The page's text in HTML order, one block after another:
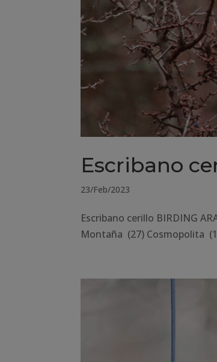
Escribano
23/Feb/2023
Escribano cerillo BIRDING
Montaña (27) Cosmopolita